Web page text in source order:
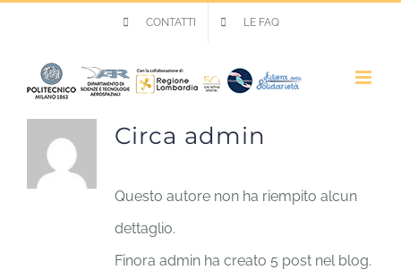
contenuto
CONTATTI LE FAQ
Circa admin
Questo autore non ha riempito alcun
dettaglio.
Finora admin ha creato 5 post nel blog.